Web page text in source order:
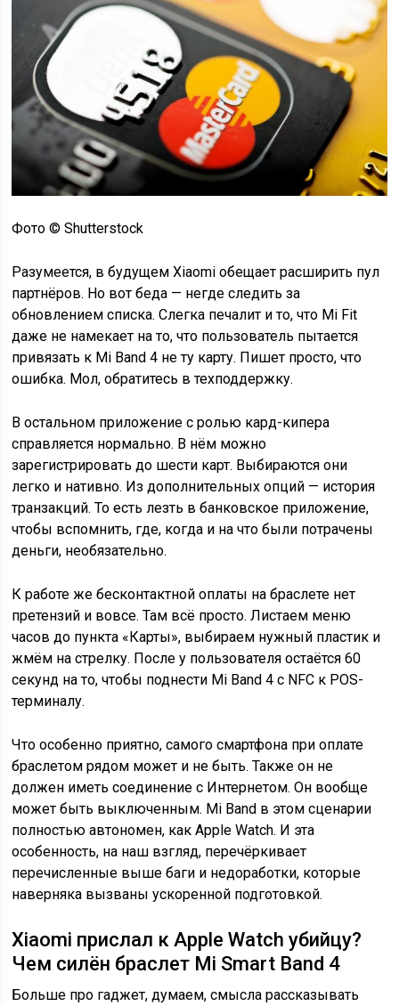
Фото © Shutterstock
Разумеется, в будущем Xiaomi обещает расширить пул
партнёров. Но вот беда — негде следить за
обновлением списка. Слегка печалит и то, что Mi Fit
даже не намекает на то, что пользователь пытается
привязать к Mi Band 4 не ту карту. Пишет просто, что
ошибка. Мол, обратитесь в техподдержку.
В остальном приложение с ролью кард-кипера
справляется нормально. В нём можно
зарегистрировать до шести карт. Выбираются они
легко и нативно. Из дополнительных опций — история
транзакций. То есть лезть в банковское приложение,
чтобы вспомнить, где, когда и на что были потрачены
деньги, необязательно.
К работе же бесконтактной оплаты на браслете нет
претензий и вовсе. Там всё просто. Листаем меню
часов до пункта «Карты», выбираем нужный пластик и
жмём на стрелку. После у пользователя остаётся 60
секунд на то, чтобы поднести Mi Band 4 с NFC к POS-
терминалу.
Что особенно приятно, самого смартфона при оплате
браслетом рядом может и не быть. Также он не
должен иметь соединение с Интернетом. Он вообще
может быть выключенным. Mi Band в этом сценарии
полностью автономен, как Apple Watch. И эта
особенность, на наш взгляд, перечёркивает
перечисленные выше баги и недоработки, которые
наверняка вызваны ускоренной подготовкой.
Xiaomi прислал к Apple Watch убийцу?
Чем силён браслет Mi Smart Band 4
Больше про гаджет, думаем, смысла рассказывать